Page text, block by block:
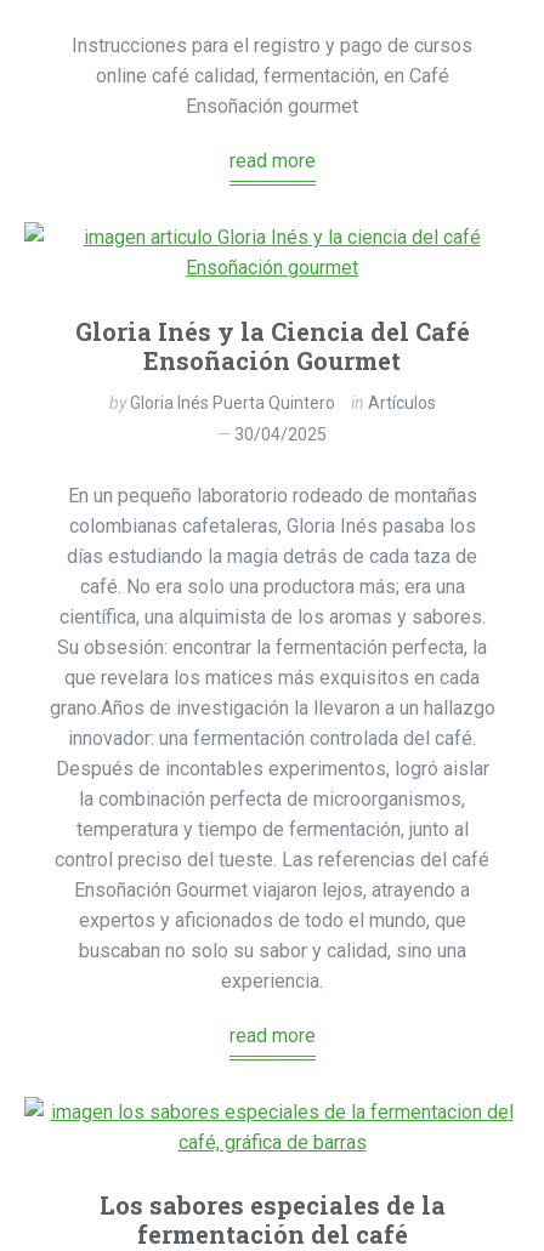
Instrucciones para el registro y pago de cursos
online café calidad, fermentación, en Café
Ensoñación gourmet
read more
Gloria Inés y la Ciencia del Café
Ensoñación Gourmet
byGloria Inés Puerta Quintero in Artículos
30/04/2025
En un pequeño laboratorio rodeado de montañas
colombianas cafetaleras, Gloria Inés pasaba los
días estudiando la magia detrás de cada taza de
café. No era solo una productora más; era una
científica, una alquimista de los aromas y sabores.
Su obsesión: encontrar la fermentación perfecta, la
que revelara los matices más exquisitos en cada
grano.Años de investigación la llevaron a un hallazgo
innovador: una fermentación controlada del café.
Después de incontables experimentos, logró aislar
la combinación perfecta de microorganismos,
temperatura y tiempo de fermentación, junto al
control preciso del tueste. Las referencias del café
Ensoñación Gourmet viajaron lejos, atrayendo a
expertos y aficionados de todo el mundo, que
buscaban no solo su sabor y calidad, sino una
experiencia.
read more
Los sabores especiales de la
fermentación del café